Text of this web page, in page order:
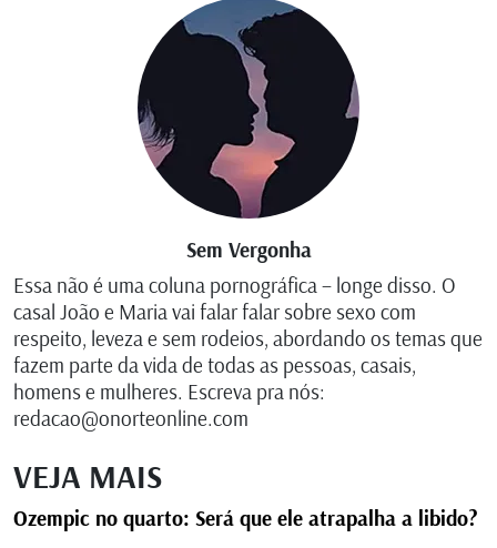
Sem Vergonha
Essa não é uma coluna pornográfica – longe disso. O
casal João e Maria vai falar falar sobre sexo com
respeito, leveza e sem rodeios, abordando os temas que
fazem parte da vida de todas as pessoas, casais,
homens e mulheres. Escreva pra nós:
redacao@onorteonline.com
VEJA MAIS
Ozempic no quarto: Será que ele atrapalha a libido?